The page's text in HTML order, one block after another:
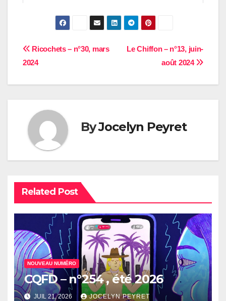
Navigation
Le Chiffon – n°13, juin-
août 2024
Ricochets – n°30, mars
2024
ByJocelyn Peyret
Related Post
NOUVEAU NUMÉRO
CQFD – n°254 , été 2026
JUIL 21, 2026 JOCELYN PEYRET